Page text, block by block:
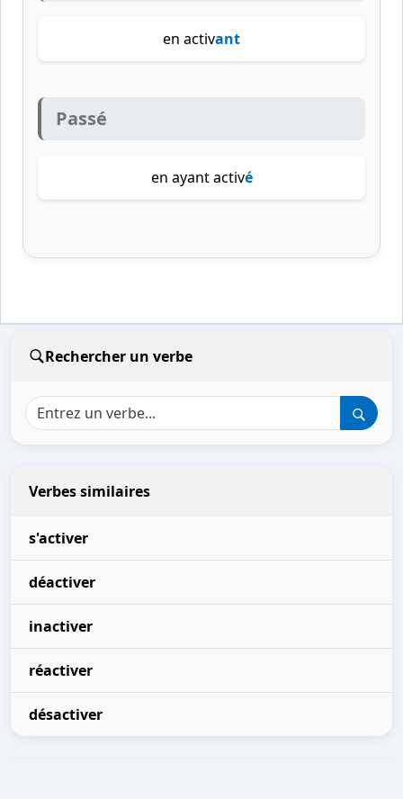
en activant
Passé
en ayant activé
Rechercher un verbe
Verbes similaires
s'activer
déactiver
inactiver
réactiver
désactiver